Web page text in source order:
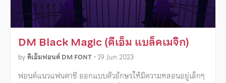
DM Black Magic (ดีเอ็ม แบล็คเมจิก)
byดีเอ็มฟอนต์ DM FONT • 19 Jun 2023
ฟอนต์แนวแฟนตาซี ออกแบบตัวอักษรให้มีความหลอนอยู่เล็กๆ